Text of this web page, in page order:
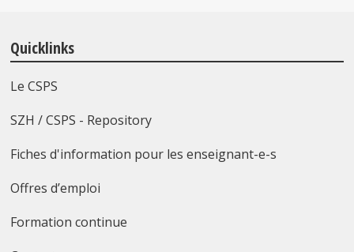
Quicklinks
Le CSPS
SZH / CSPS - Repository
Fiches d'information pour les enseignant-e-s
Offres d’emploi
Formation continue